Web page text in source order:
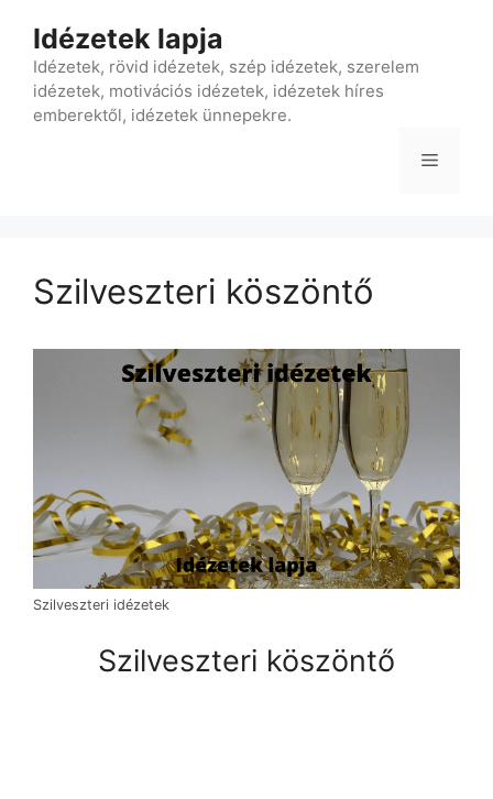
tartalomba
Idézetek lapja
Idézetek, rövid idézetek, szép idézetek, szerelem
idézetek, motivációs idézetek, idézetek híres
emberektől, idézetek ünnepekre.
Menü
Szilveszteri köszöntő
Szilveszteri idézetek
Szilveszteri köszöntő